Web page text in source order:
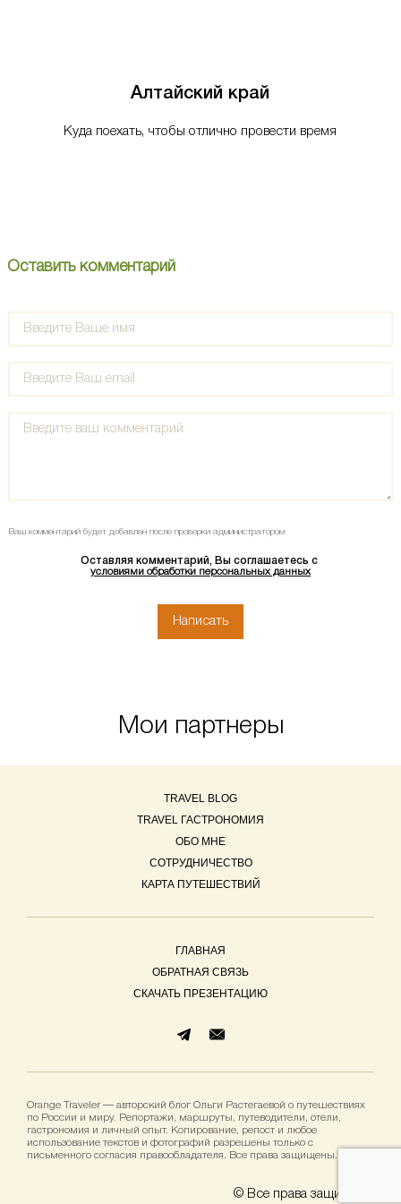
Алтайский край
Куда поехать, чтобы отлично провести время
Оставить комментарий
Ваш комментарий будет добавлен после проверки администратором
Оставляя комментарий, Вы соглашаетесь с
условиями обработки персональных данных
Мои партнеры
TRAVEL BLOG
TRAVEL ГАСТРОНОМИЯ
ОБО МНЕ
СОТРУДНИЧЕСТВО
КАРТА ПУТЕШЕСТВИЙ
ГЛАВНАЯ
ОБРАТНАЯ СВЯЗЬ
СКАЧАТЬ ПРЕЗЕНТАЦИЮ
Orange Traveler — авторский блог Ольги Растегаевой о путешествиях
по России и миру. Репортажи, маршруты, путеводители, отели,
гастрономия и личный опыт. Копирование, репост и любое
использование текстов и фотографий разрешены только с
письменного согласия правообладателя. Все права защищены.
© Все права защищены